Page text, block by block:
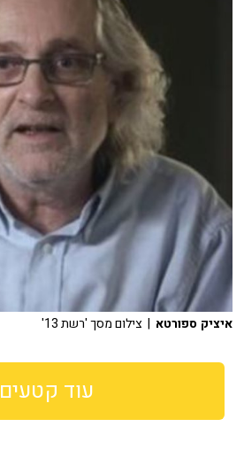
איציק ספורטא | צילום מסך 'רשת 13'
עוד קטעים